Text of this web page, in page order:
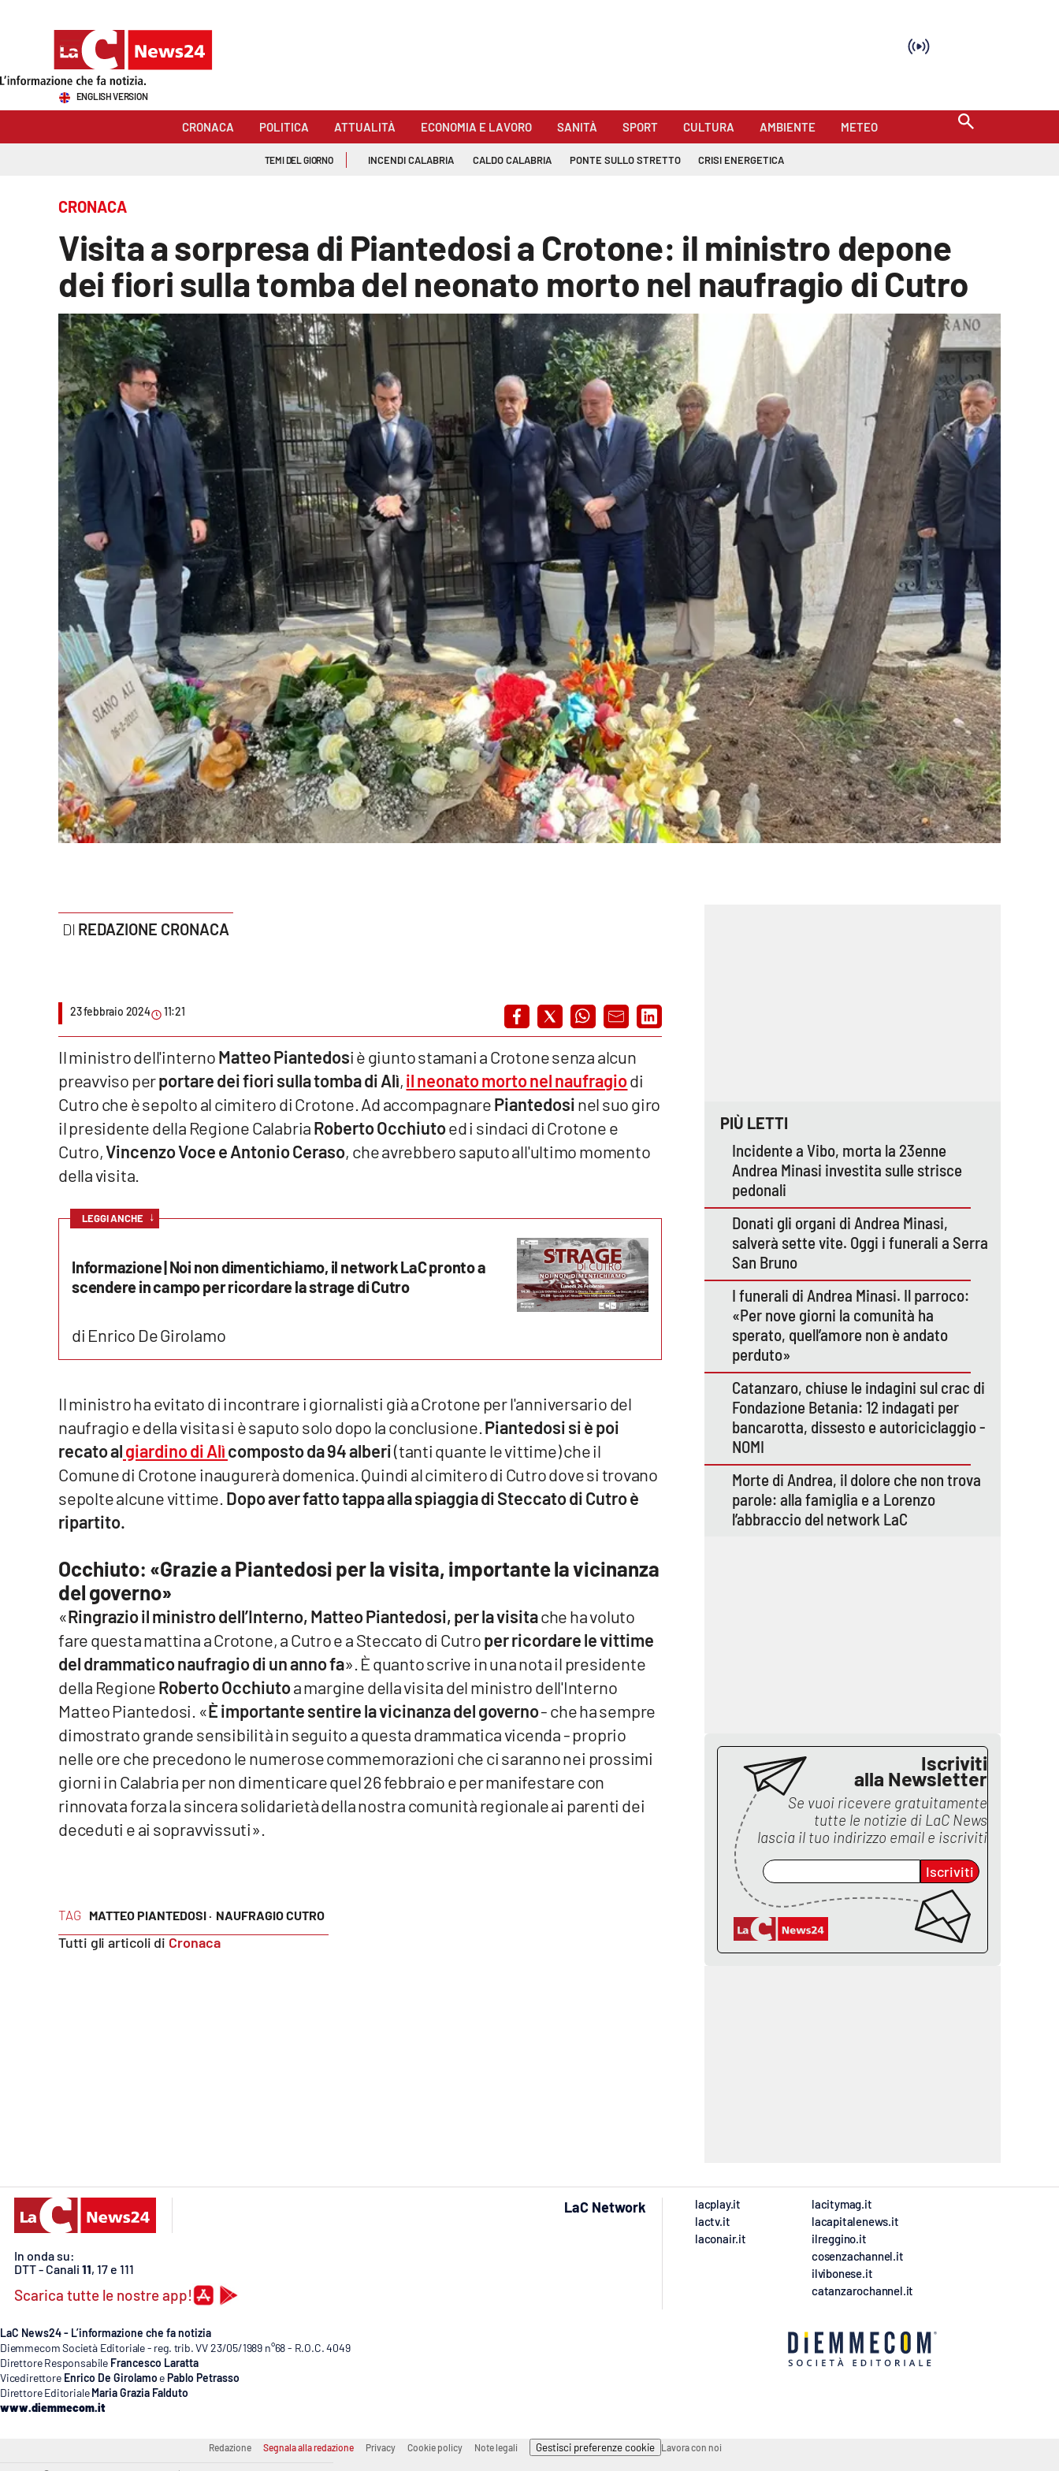
Sezioni
Economia e lavoro
Economia e Lavoro
Parchi Marini Calabria
Imprese Di Calabria
Venti di comunicazione
Streaming
Lamezia Terme
Buona Sanità Calabria
Calabriavisione
Catanzarochannel.it
App
ENGLISH VERSION
CRONACA POLITICA ATTUALITÀ ECONOMIA E LAVORO SANITÀ SPORT CULTURA AMBIENTE METEO
TEMI DEL GIORNO INCENDI CALABRIA CALDO CALABRIA PONTE SULLO STRETTO CRISI ENERGETICA
CRONACA
Visita a sorpresa di Piantedosi a Crotone: il ministro depone
dei fiori sulla tomba del neonato morto nel naufragio di Cutro
REDAZIONE CRONACA
23 febbraio 2024 11:21
TAG MATTEO PIANTEDOSI · NAUFRAGIO CUTRO
Tutti gli articoli di Cronaca
Il ministro dell'internoMatteo Piantedosi è giunto stamani a Crotone senza alcun
preavviso perportare dei fiori sulla tomba di Alì,il neonato morto nel naufragiodi
Cutro che è sepolto al cimitero di Crotone. Ad accompagnarePiantedosinel suo giro
il presidente della Regione CalabriaRoberto Occhiutoed i sindaci di Crotone e
Cutro,Vincenzo Voce e Antonio Ceraso, che avrebbero saputo all'ultimo momento
della visita.
LEGGI ANCHE ↓
Informazione | Noi non dimentichiamo, il network LaC pronto a
scendere in campo per ricordare la strage di Cutro
di Enrico De Girolamo
Il ministro ha evitato di incontrare i giornalisti già a Crotone per l'anniversario del
naufragio e della visita si è saputo solo dopo la conclusione.Piantedosi si è poi
recato algiardino di Alìcomposto da 94 alberi(tanti quante le vittime) che il
Comune di Crotone inaugurerà domenica. Quindi al cimitero di Cutro dove si trovano
sepolte alcune vittime.Dopo aver fatto tappa alla spiaggia di Steccato di Cutro è
ripartito.
Occhiuto: «Grazie a Piantedosi per la visita, importante la vicinanza
del governo»
«Ringrazio il ministro dell’Interno, Matteo Piantedosi, per la visitache ha voluto
fare questa mattina a Crotone, a Cutro e a Steccato di Cutroper ricordare le vittime
del drammatico naufragio di un anno fa». È quanto scrive in una nota il presidente
della RegioneRoberto Occhiutoa margine della visita del ministro dell'Interno
Matteo Piantedosi. «È importante sentire la vicinanza del governo- che ha sempre
dimostrato grande sensibilità in seguito a questa drammatica vicenda - proprio
nelle ore che precedono le numerose commemorazioni che ci saranno nei prossimi
giorni in Calabria per non dimenticare quel 26 febbraio e per manifestare con
rinnovata forza la sincera solidarietà della nostra comunità regionale ai parenti dei
deceduti e ai sopravvissuti».
PIÙ LETTI
Incidente a Vibo, morta la 23enne
Andrea Minasi investita sulle strisce
pedonali
Donati gli organi di Andrea Minasi,
salverà sette vite. Oggi i funerali a Serra
San Bruno
I funerali di Andrea Minasi. Il parroco:
«Per nove giorni la comunità ha
sperato, quell’amore non è andato
perduto»
Catanzaro, chiuse le indagini sul crac di
Fondazione Betania: 12 indagati per
bancarotta, dissesto e autoriciclaggio -
NOMI
Morte di Andrea, il dolore che non trova
parole: alla famiglia e a Lorenzo
l’abbraccio del network LaC
Iscriviti
alla Newsletter
Se vuoi ricevere gratuitamente
tutte le notizie di LaC News
lascia il tuo indirizzo email e iscriviti
Iscriviti
In onda su:
DTT - Canali 11, 17 e 111
Scarica tutte le nostre app!
LaC Network
lacplay.it
lactv.it
laconair.it
lacitymag.it
lacapitalenews.it
ilreggino.it
cosenzachannel.it
ilvibonese.it
catanzarochannel.it
LaC News24 - L’informazione che fa notizia
Diemmecom Società Editoriale - reg. trib. VV 23/05/1989 n°68 - R.O.C. 4049
Direttore Responsabile Francesco Laratta
Vicedirettore Enrico De Girolamo e Pablo Petrasso
Direttore Editoriale Maria Grazia Falduto
www.diemmecom.it
Redazione Segnala alla redazione Privacy Cookie policy Note legali Gestisci preferenze cookie Lavora con noi